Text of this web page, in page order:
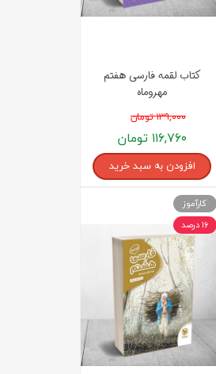
کتاب لقمه فارسی هفتم
مهروماه
۱۳۹,۰۰۰ تومان
۱۱۶,۷۶۰ تومان
افزودن به سبد خرید
کارآموز
۱۶ درصد